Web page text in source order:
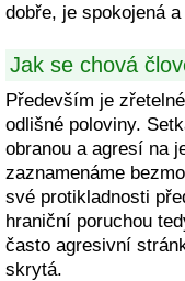
dobře, je spokojená
Jak se chová
Především je
odlišné poloviny.
obranou a agresí na
zaznamenáme
své protikladnosti
hraniční poruchou
často agresivní
skrytá.